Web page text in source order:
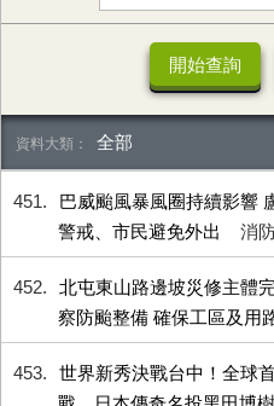
全部
451
巴威颱風暴風圈持續影響
警戒、市民避免外出
消
452
北屯東山路邊坡災修主體
察防颱整備 確保工區及用
453
世界新秀決戰台中！全球